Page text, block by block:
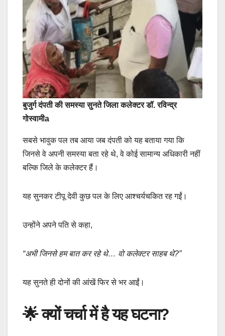
बुजुर्ग दंपती की समस्या सुनते जिला कलेक्टर डॉ. रविन्द्र
गोस्वामीa
सबसे भावुक पल तब आया जब दंपती को यह बताया गया कि
जिनसे वे अपनी समस्या बता रहे थे, वे कोई सामान्य अधिकारी नहीं
बल्कि जिले के कलेक्टर हैं।
यह सुनकर टीपू देवी कुछ पल के लिए आश्चर्यचकित रह गईं।
उन्होंने अपने पति से कहा,
“अभी जिनसे हम बात कर रहे थे… वो कलेक्टर साहब थे?”
यह सुनते ही दोनों की आंखें फिर से भर आईं।
🌟 क्यों चर्चा में है यह घटना?